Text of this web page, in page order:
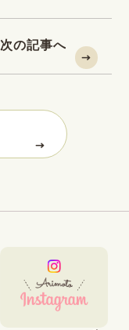
次の記事へ